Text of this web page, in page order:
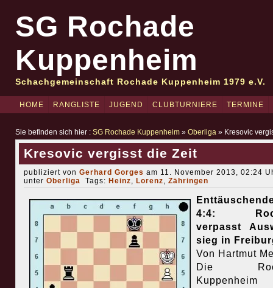
SG Rochade
Kuppenheim
Schachgemeinschaft Rochade Kuppenheim 1979 e.V.
HOME RANGLISTE JUGEND CLUBTURNIERE TERMINE
Sie befinden sich hier : SG Rochade Kuppenheim» Oberliga» Kresovic
Kresovic vergisst die Zeit
publiziert von Gerhard Gorges am 11. November 2013, 02:24
unter Oberliga Tags: Heinz, Lorenz, Zähringen
4:4:
verpasst
sieg in
Von Hartmut
Die